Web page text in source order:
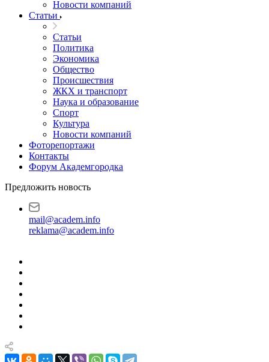
Новости компаний
Статьи
Статьи
Политика
Экономика
Общество
Происшествия
ЖКХ и транспорт
Наука и образование
Спорт
Культура
Новости компаний
Фоторепортажи
Контакты
Форум Академгородка
Предложить новость
mail@academ.info
reklama@academ.info